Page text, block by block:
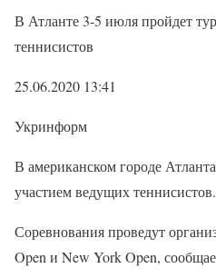
В Атланте 3-5 июля пройдет
теннисистов
25.06.2020 13:41
Укринформ
В американском городе
участием ведущих теннисистов.
Соревнования проведут
Open и New York Open,